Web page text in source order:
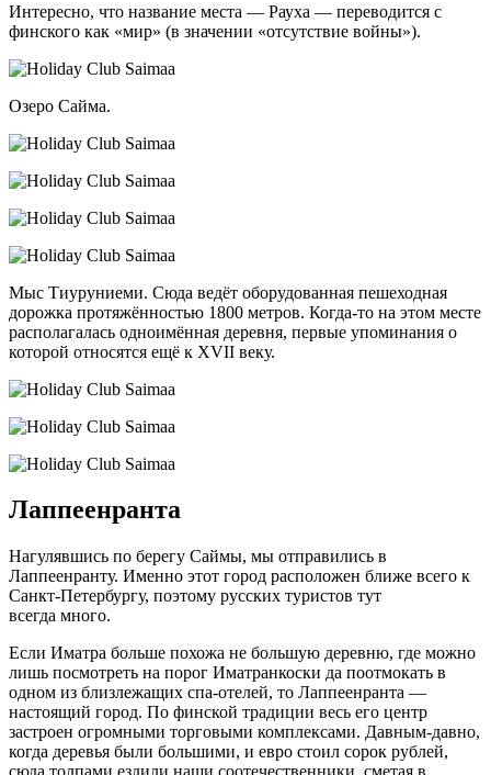
Интересно, что название места — Рауха — переводится с
финского как «мир» (в значении «отсутствие войны»).
Озеро Сайма.
Мыс Тиуруниеми. Сюда ведёт оборудованная пешеходная
дорожка протяжённостью 1800 метров. Когда-то на этом месте
располагалась одноимённая деревня, первые упоминания о
которой относятся ещё к XVII веку.
Лаппеенранта
Нагулявшись по берегу Саймы, мы отправились в
Лаппеенранту. Именно этот город расположен ближе всего к
Санкт-Петербургу, поэтому русских туристов тут
всегда много.
Если Иматра больше похожа не большую деревню, где можно
лишь посмотреть на порог Иматранкоски да поотмокать в
одном из близлежащих спа-отелей, то Лаппеенранта —
настоящий город. По финской традиции весь его центр
застроен огромными торговыми комплексами. Давным-давно,
когда деревья были большими, и евро стоил сорок рублей,